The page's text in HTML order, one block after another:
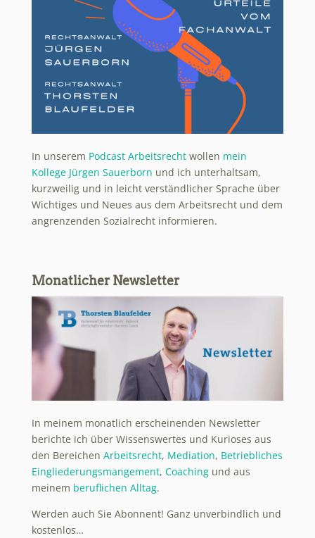
In unserem Podcast Arbeitsrechtwollen mein
Kollege Jürgen Sauerborn und ich unterhaltsam,
kurzweilig und in leicht verständlicher Sprache über
Wichtiges und Neues aus dem Arbeitsrecht und dem
angrenzenden Sozialrecht informieren.
Monatlicher Newsletter
In meinem monatlich erscheinenden Newsletter
berichte ich über Wissenswertes und Kurioses aus
den Bereichen Arbeitsrecht, Mediation, Betriebliches
Eingliederungsmangement, Coachingund aus
meinem beruflichen Alltag.
Werden auch Sie Abonnent! Ganz unverbindlich und
kostenlos…